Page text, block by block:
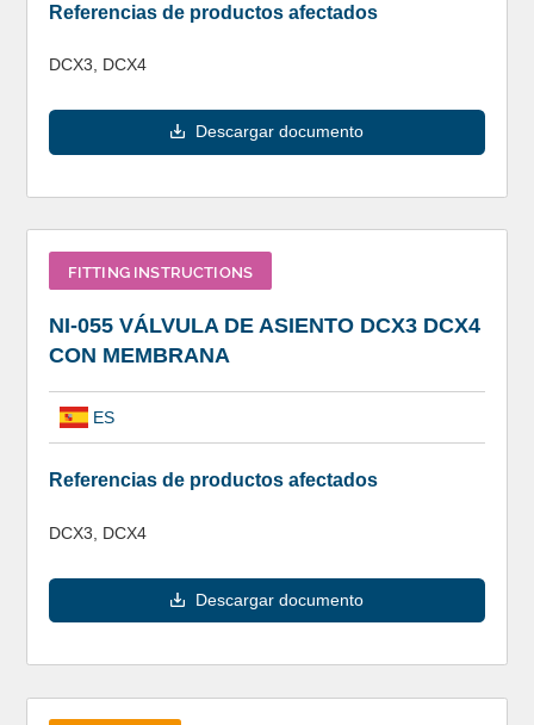
Referencias de productos afectados
DCX3, DCX4
Descargar documento
FITTING INSTRUCTIONS
NI-055 VÁLVULA DE ASIENTO DCX3 DCX4
CON MEMBRANA
ES
Referencias de productos afectados
DCX3, DCX4
Descargar documento